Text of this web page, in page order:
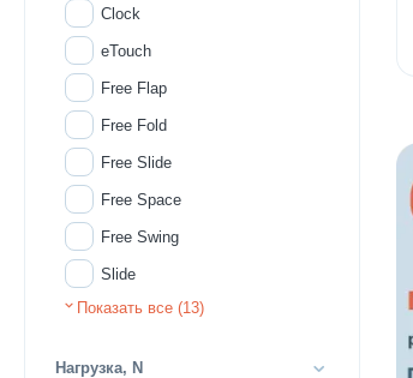
Clock
eTouch
Free Flap
Free Fold
Free Slide
Free Space
Free Swing
Slide
Swing
Показать все (13)
Нагрузка, N